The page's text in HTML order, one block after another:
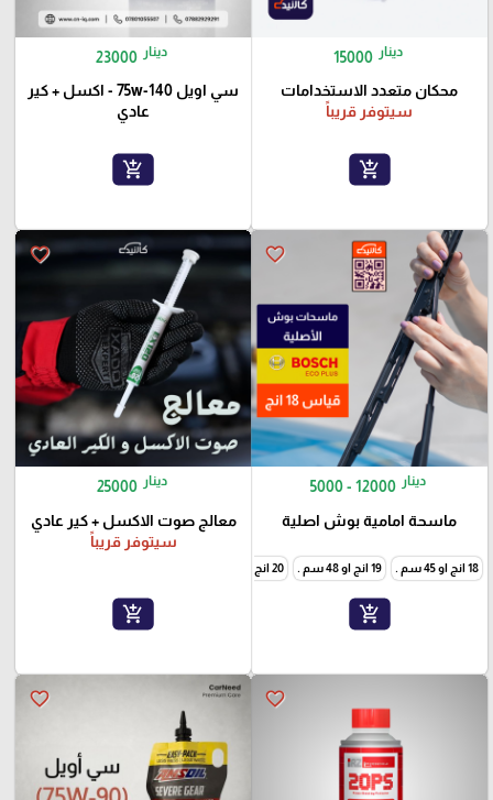
15000 دينار
محكان متعدد الاستخدامات
سيتوفر قريباً
add_shopping_cart
23000 دينار
سي اويل 75w-140 - اكسل + كير
عادي
add_shopping_cart
favorite_border
5000 - 12000 دينار
ماسحة امامية بوش اصلية
18 انج او 45 سم . 19 انج او 48 سم . 20 انج او 51 سم .
add_shopping_cart
favorite_border
25000 دينار
معالج صوت الاكسل + كير عادي
سيتوفر قريباً
add_shopping_cart
favorite_border
favorite_border